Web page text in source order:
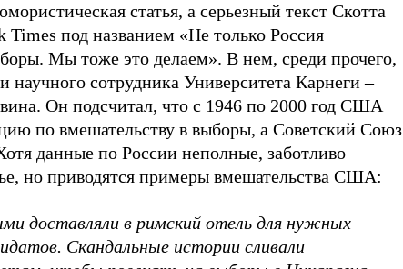
статья, а серьезный текст Скотта
под названием «Не только Россия
Мы тоже это делаем». В нем, среди прочего,
научного сотрудника Университета Карнеги –
Он подсчитал, что с 1946 по 2000 год США
по вмешательству в выборы, а Советский Союз
данные по России неполные, заботливо
но приводятся примеры вмешательства США:
доставляли в римский отель для нужных
Скандальные истории сливали